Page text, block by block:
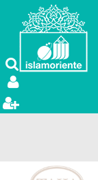
رفتن به محتوای اصلی